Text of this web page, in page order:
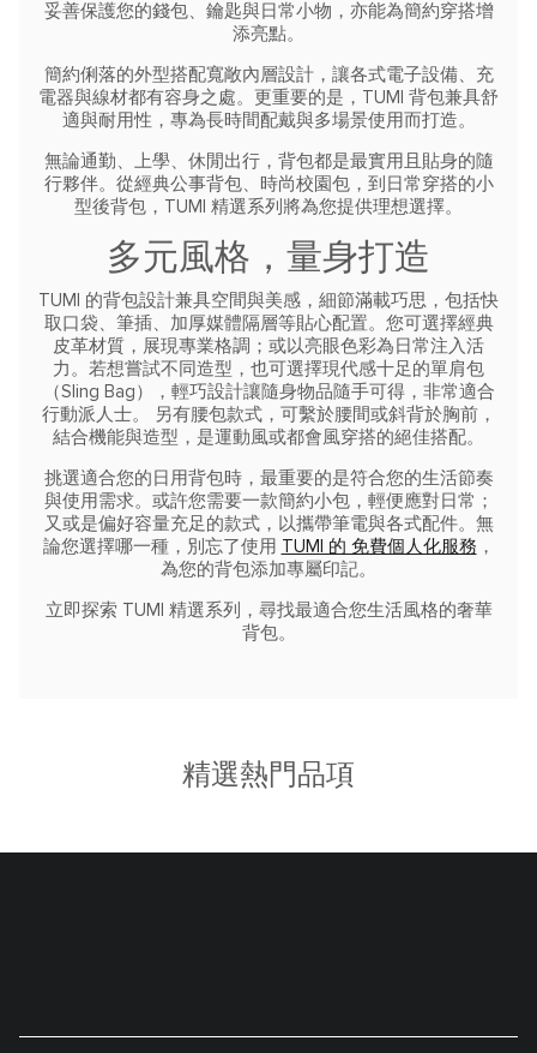
妥善保護您的錢包、鑰匙與日常小物，亦能為簡約穿搭增
添亮點。
簡約俐落的外型搭配寬敞內層設計，讓各式電子設備、充
電器與線材都有容身之處。更重要的是，TUMI 背包兼具舒
適與耐用性，專為長時間配戴與多場景使用而打造。
無論通勤、上學、休閒出行，背包都是最實用且貼身的隨
行夥伴。從經典公事背包、時尚校園包，到日常穿搭的小
型後背包，TUMI 精選系列將為您提供理想選擇。
多元風格，量身打造
TUMI 的背包設計兼具空間與美感，細節滿載巧思，包括快
取口袋、筆插、加厚媒體隔層等貼心配置。您可選擇經典
皮革材質，展現專業格調；或以亮眼色彩為日常注入活
力。若想嘗試不同造型，也可選擇現代感十足的單肩包
（Sling Bag），輕巧設計讓隨身物品隨手可得，非常適合
行動派人士。
另有腰包款式，可繫於腰間或斜背於胸前，
結合機能與造型，是運動風或都會風穿搭的絕佳搭配。
挑選適合您的日用背包時，最重要的是符合您的生活節奏
與使用需求。或許您需要一款簡約小包，輕便應對日常；
又或是偏好容量充足的款式，以攜帶筆電與各式配件。無
論您選擇哪一種，別忘了使用
TUMI 的 免費個人化服務 ，
為您的背包添加專屬印記。
立即探索 TUMI 精選系列，尋找最適合您生活風格的奢華
背包。
精選熱門品項